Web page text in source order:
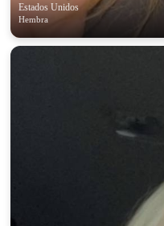
Estados Unidos
Hembra